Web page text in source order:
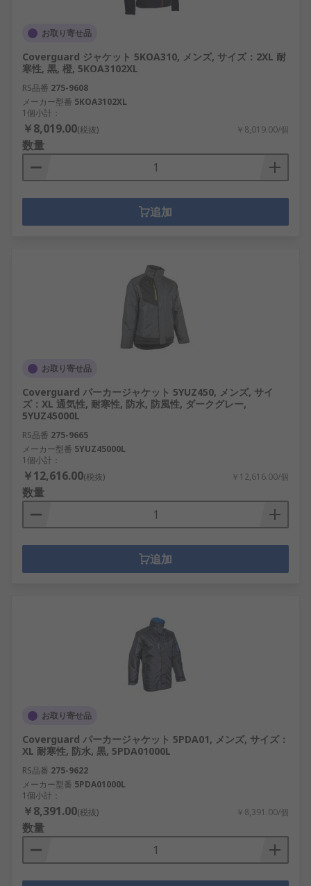
お取り寄せ品
Coverguard ジャケット 5KOA310, メンズ, サイズ：2XL 耐
寒性, 黒, 橙, 5KOA3102XL
RS品番 275-9608
メーカー型番 5KOA3102XL
1個小計：
￥8,019.00(税抜) ￥8,019.00/個
数量
追加
お取り寄せ品
Coverguard パーカージャケット 5YUZ450, メンズ, サイ
ズ：XL 通気性, 耐寒性, 防水, 防風性, ダークグレー,
5YUZ45000L
RS品番 275-9665
メーカー型番 5YUZ45000L
1個小計：
￥12,616.00(税抜) ￥12,616.00/個
数量
追加
お取り寄せ品
Coverguard パーカージャケット 5PDA01, メンズ, サイズ：
XL 耐寒性, 防水, 黒, 5PDA01000L
RS品番 275-9622
メーカー型番 5PDA01000L
1個小計：
￥8,391.00(税抜) ￥8,391.00/個
数量